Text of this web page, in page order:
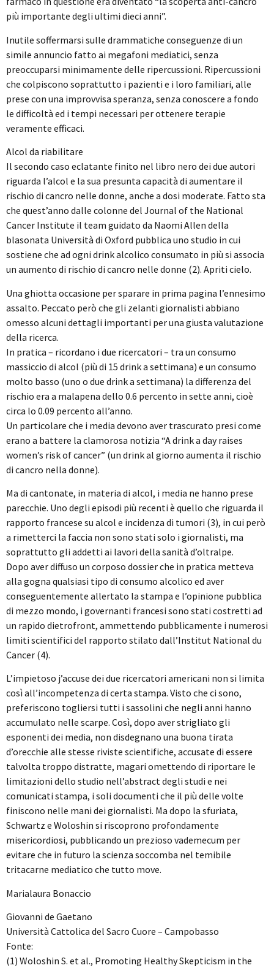
più importante degli ultimi dieci anni”.
Inutile soffermarsi sulle drammatiche conseguenze di un
simile annuncio fatto ai megafoni mediatici, senza
preoccuparsi minimamente delle ripercussioni. Ripercussioni
che colpiscono soprattutto i pazienti e i loro familiari, alle
prese con una improvvisa speranza, senza conoscere a fondo
le difficoltà ed i tempi necessari per ottenere terapie
veramente efficaci.
Alcol da riabilitare
Il secondo caso eclatante finito nel libro nero dei due autori
riguarda l’alcol e la sua presunta capacità di aumentare il
rischio di cancro nelle donne, anche a dosi moderate. Fatto sta
che quest’anno dalle colonne del Journal of the National
Cancer Institute il team guidato da Naomi Allen della
blasonata Università di Oxford pubblica uno studio in cui
sostiene che ad ogni drink alcolico consumato in più si associa
un aumento di rischio di cancro nelle donne (2). Apriti cielo.
Una ghiotta occasione per sparare in prima pagina l’ennesimo
assalto. Peccato però che gli zelanti giornalisti abbiano
omesso alcuni dettagli importanti per una giusta valutazione
della ricerca.
In pratica – ricordano i due ricercatori – tra un consumo
massiccio di alcol (più di 15 drink a settimana) e un consumo
molto basso (uno o due drink a settimana) la differenza del
rischio era a malapena dello 0.6 percento in sette anni, cioè
circa lo 0.09 percento all’anno.
Un particolare che i media devono aver trascurato presi come
erano a battere la clamorosa notizia “A drink a day raises
women’s risk of cancer” (un drink al giorno aumenta il rischio
di cancro nella donne).
Ma di cantonate, in materia di alcol, i media ne hanno prese
parecchie. Uno degli episodi più recenti è quello che riguarda il
rapporto francese su alcol e incidenza di tumori (3), in cui però
a rimetterci la faccia non sono stati solo i giornalisti, ma
soprattutto gli addetti ai lavori della sanità d’oltralpe.
Dopo aver diffuso un corposo dossier che in pratica metteva
alla gogna qualsiasi tipo di consumo alcolico ed aver
conseguentemente allertato la stampa e l’opinione pubblica
di mezzo mondo, i governanti francesi sono stati costretti ad
un rapido dietrofront, ammettendo pubblicamente i numerosi
limiti scientifici del rapporto stilato dall’Institut National du
Cancer (4).
L’impietoso j’accuse dei due ricercatori americani non si limita
così all’incompetenza di certa stampa. Visto che ci sono,
preferiscono togliersi tutti i sassolini che negli anni hanno
accumulato nelle scarpe. Così, dopo aver strigliato gli
esponenti dei media, non disdegnano una buona tirata
d’orecchie alle stesse riviste scientifiche, accusate di essere
talvolta troppo distratte, magari omettendo di riportare le
limitazioni dello studio nell’abstract degli studi e nei
comunicati stampa, i soli documenti che il più delle volte
finiscono nelle mani dei giornalisti. Ma dopo la sfuriata,
Schwartz e Woloshin si riscoprono profondamente
misericordiosi, pubblicando un prezioso vademecum per
evitare che in futuro la scienza soccomba nel temibile
tritacarne mediatico che tutto move.
Marialaura Bonaccio
Giovanni de Gaetano
Università Cattolica del Sacro Cuore – Campobasso
Fonte:
(1) Woloshin S. et al., Promoting Healthy Skepticism in the